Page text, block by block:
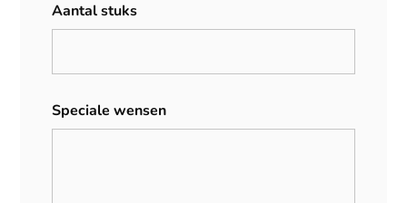
Aantal stuks
Speciale wensen